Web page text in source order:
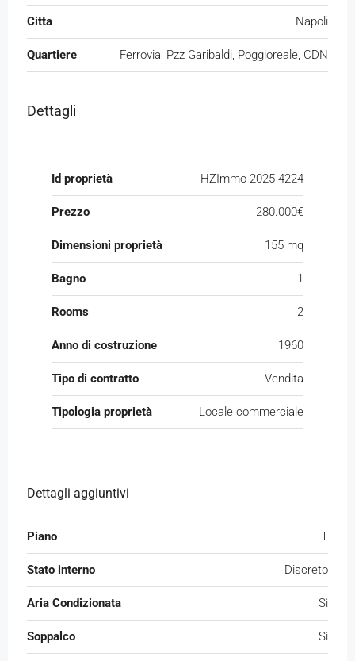
Citta Napoli
Quartiere Ferrovia, Pzz Garibaldi, Poggioreale, CDN
Dettagli
Id proprietà HZImmo-2025-4224
Prezzo 280.000€
Dimensioni proprietà 155 mq
Bagno 1
Rooms 2
Anno di costruzione 1960
Tipo di contratto Vendita
Tipologia proprietà Locale commerciale
Dettagli aggiuntivi
Piano T
Stato interno Discreto
Aria Condizionata Sì
Soppalco Sì